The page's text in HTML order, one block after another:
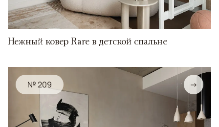
Нежный ковер Rare в детской спальне
№ 209 →